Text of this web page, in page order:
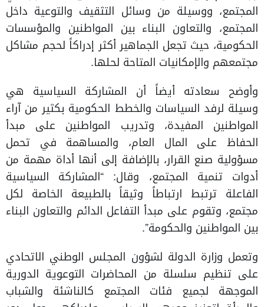
المجتمع، ووسيلة من وسائل التثقيف والتوعية داخل
المجتمع، والتعاون البناء بين المواطنين والمؤسسات
الحكومية، حيث تجعل الجماهير أكثر إدراكاً لحجم مشاكل
مجتمعهم والإمكانيات المتاحة لحلها.
وأوضح سعادته أيضاً أن المشاركة السياسية هي
وسيلة لرفد السياسات والخطط الحكومية بكثير من آراء
المواطنين المفيدة، وتدريب المواطنين على مبدأ
الحفاظ على المال العام، والمساهمة في تحمل
مسؤولية صنع القرار، بالإضافة إلى أنها أداة مهمة من
أدوات تنمية المجتمع، وقال: “المشاركة السياسية
الفاعلة ترتبط ارتباطاً وثيقاً بالطبيعة الخاصة لكل
مجتمع، وتقوم على مبدأ التفاعل الدائم والتعاون البناء
بين المواطنين والحكومة”.
وتعمل وزارة الدولة لشؤون المجلس الوطني الاتحادي
على تنظيم سلسلة من المحاضرات التوعوية الدورية
الموجهة لجميع فئات المجتمع كالناشئة والشباب